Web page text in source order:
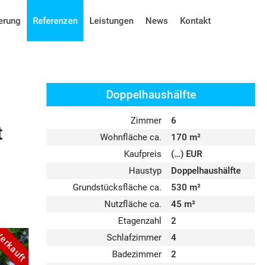
Referenzen Leistungen News Kontakt
Doppelhaus­hälfte
Zimmer
6
Wohnfläche ca.
170 m²
Kaufpreis
(…) EUR
Haustyp
Doppelhaushälfte
Grundstücksfläche ca.
530 m²
Nutzfläche ca.
45 m²
Etagenzahl
2
Schlafzimmer
4
Badezimmer
2